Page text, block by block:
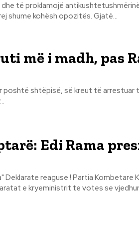
të proklamojë
komisionet hetimore që po i ndalohen prej shume kohësh opozitës. Gjatë...
më i madh, pas
poshtë shtëpisë, së kreut të
Edi Rama
Deklarate reaguse ! Partia Kombetare
e kryeministrit te votes se